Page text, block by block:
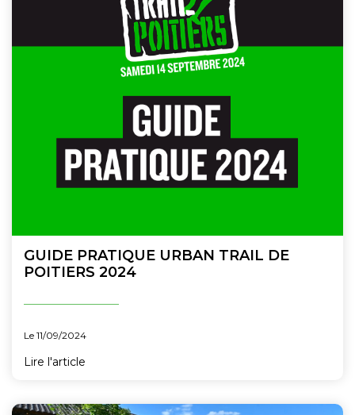
GUIDE PRATIQUE URBAN TRAIL DE
POITIERS 2024
Le 11/09/2024
Lire l'article